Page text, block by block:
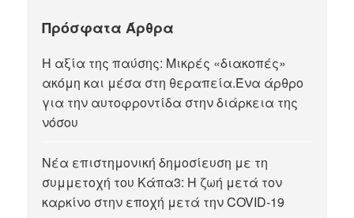
Πρόσφατα Άρθρα
Η αξία της παύσης: Μικρές «διακοπές»
ακόμη και μέσα στη θεραπεία.Ένα άρθρο
για την αυτοφροντίδα στην διάρκεια της
νόσου
Νέα επιστημονική δημοσίευση με τη
συμμετοχή του Κάπα3: Η ζωή μετά τον
καρκίνο στην εποχή μετά την COVID-19